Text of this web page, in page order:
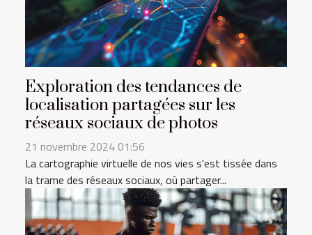
Exploration des tendances de
localisation partagées sur les
réseaux sociaux de photos
21 novembre 2024 01:56
La cartographie virtuelle de nos vies s'est tissée dans
la trame des réseaux sociaux, où partager...